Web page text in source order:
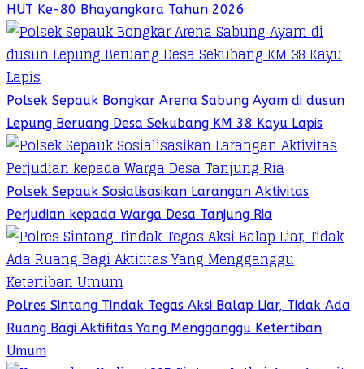
HUT Ke-80 Bhayangkara Tahun 2026
Polsek Sepauk Bongkar Arena Sabung Ayam di dusun
Lepung Beruang Desa Sekubang KM 38 Kayu Lapis
Polsek Sepauk Sosialisasikan Larangan Aktivitas
Perjudian kepada Warga Desa Tanjung Ria
Polres Sintang Tindak Tegas Aksi Balap Liar, Tidak Ada
Ruang Bagi Aktifitas Yang Mengganggu Ketertiban
Umum